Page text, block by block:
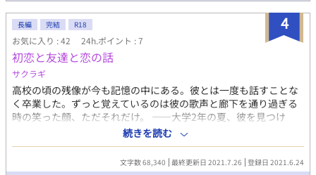
が、すれ違いの果てに見つける答えとは。 ――トラウマを抱えた
少年と、彼を救った“王子”の救済と成長の物語。
───────── 両片想い幼馴染男子高校生の物語です。 個人
的に、癖のあるキャラクターが好きなので、二人とも読み始めと
印象が変化します。ご注意ください。 ※主人公はメガネキャラで
すが、純粋に視力が悪くてメガネ着用というわけではないので、
メガネ属性好きで読み始められる方はご注意ください。 ※悠斗く
ん、穏やかで優しげな王子様キャラですが、途中で印象が変わる
場合がありますので、キラキラ王子様がお好きな方はご注意くだ
さい。 ───── ※ムーンライトノベルズにて連載していたもの
を加筆修正したものになります。 部分的に表現などが異なります
が、大筋のストーリーに変更はありません。 おそらく、より読み
やすくなっているかと思います。
4
長編 完結 R18
お気に入り : 42 24h.ポイント : 7
初恋と友達と恋の話
サクラギ
高校の頃の残像が今も記憶の中にある。彼とは一度も話すことな
く卒業した。ずっと覚えているのは彼の歌声と廊下を通り過ぎる
時の笑った顔、ただそれだけ。 ——大学2年の夏、彼を見つけ
た。 友情と恋を描けたら良いなと思って書き始めました。 R１
８ 箇所指定はありません。 副題、付けました。突然すみませ
ん。 ２６話完結 ＋番外編7本
続きを読む
文字数 68,340 最終更新日 2021.7.26 登録日 2021.6.24